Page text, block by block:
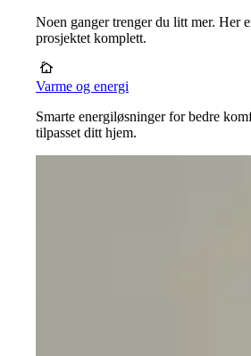
Noen ganger trenger du litt mer. Her
prosjektet komplett.
Varme og energi
Smarte energiløsninger for bedre
tilpasset ditt hjem.